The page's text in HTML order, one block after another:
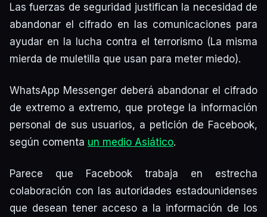
Las fuerzas de seguridad justifican la necesidad de
abandonar el cifrado en las comunicaciones para
ayudar en la lucha contra el terrorismo (La misma
mierda de muletilla que usan para meter miedo).
WhatsApp Messenger deberá abandonar el cifrado
de extremo a extremo, que protege la información
personal de sus usuarios, a petición de Facebook,
según comenta un medio Asiático.
Parece que Facebook trabaja en estrecha
colaboración con las autoridades estadounidenses
que desean tener acceso a la información de los